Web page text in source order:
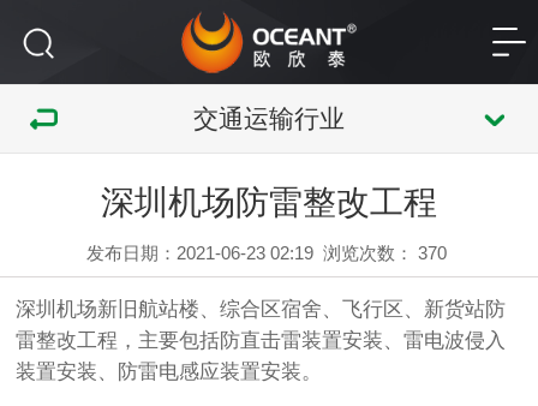
交通运输行业
深圳机场防雷整改工程
发布日期：2021-06-23 02:19 浏览次数： 370
深圳机场新旧航站楼、综合区宿舍、飞行区、新货站防
雷整改工程，主要包括防直击雷装置安装、雷电波侵入
装置安装、防雷电感应装置安装。